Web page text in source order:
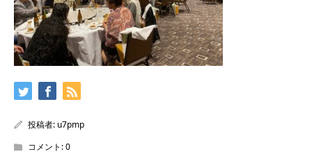
投稿者: u7pmp
コメント:0